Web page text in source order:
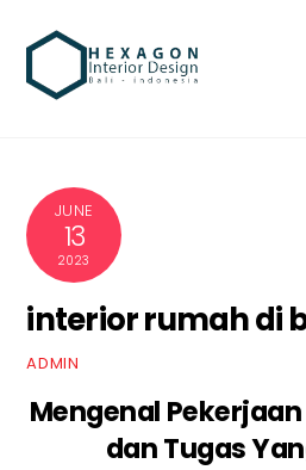
content
JUNE
13
2023
interior rumah di
ADMIN
Mengenal
dan Tugas